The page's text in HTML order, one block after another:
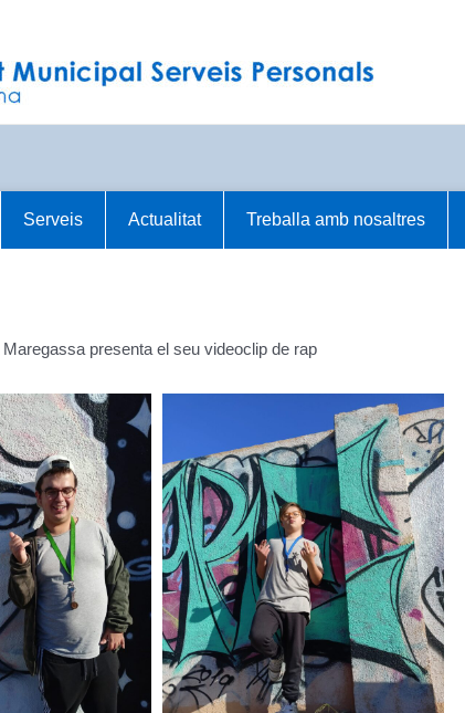
Serveis Actualitat Treballa amb nosaltres
Maregassa presenta el seu videoclip de rap